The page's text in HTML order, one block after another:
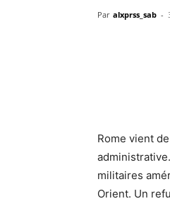
Par alxprss_sab -
Rome vient
militaires
Orient. Un